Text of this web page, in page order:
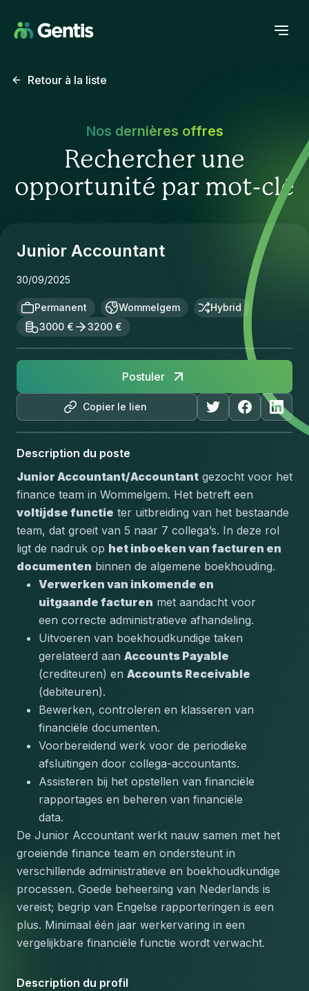
Retour à la liste
Nos dernières offres
Rechercher une
opportunité par mot-clé
Junior Accountant
30/09/2025
Permanent Wommelgem
Hybrid
3000 €
3200 €
Copier le lien
Postuler
Description du poste
Junior Accountant/Accountant gezocht voor het
voltijdse functie ter uitbreiding van het bestaande
team, dat groeit van 5 naar 7 collega’s. In deze rol
ligt de nadruk op het inboeken van facturen en
documenten binnen de algemene boekhouding.
Verwerken van inkomende en
uitgaande facturen met aandacht voor
een correcte administratieve afhandeling.
Uitvoeren van boekhoudkundige taken
gerelateerd aan Accounts Payable
(crediteuren) en Accounts Receivable
(debiteuren).
Bewerken, controleren en klasseren van
financiële documenten.
Voorbereidend werk voor de periodieke
afsluitingen door collega-accountants.
Assisteren bij het opstellen van financiële
rapportages en beheren van financiële
data.
De Junior Accountant werkt nauw samen met het
groeiende finance team en ondersteunt in
verschillende administratieve en boekhoudkundige
processen. Goede beheersing van Nederlands is
vereist; begrip van Engelse rapporteringen is een
plus. Minimaal één jaar werkervaring in een
vergelijkbare financiële functie wordt verwacht.
Description du profil